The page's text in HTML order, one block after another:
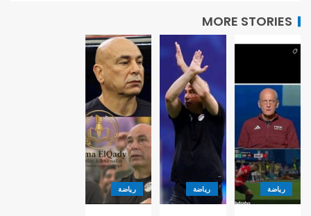
MORE STORIES
رياضة رياضة رياضة